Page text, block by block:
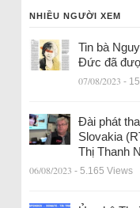
NHIỀU NGƯỜI XEM
Tin bà
Đức đã
07/08/2023 -
Đài phát
Slovakia
Thị Thanh
06/08/2023 - 5.165 Views